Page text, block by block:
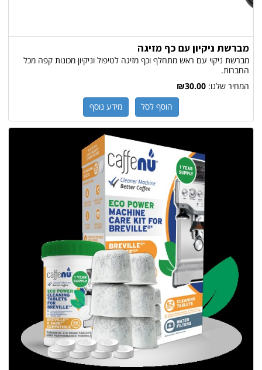
מברשת ניקיון עם כף מזיגה
מברשת ניקוי עם ראש מתחלף וכף מזיגה לטיפול וניקיון מכונות קפה מכל
החברות.
המחיר שלנו: ₪30.00
הוסף לסל מידע נוסף